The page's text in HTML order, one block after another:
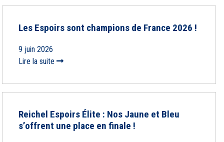
Les Espoirs sont champions de France 2026 !
9 juin 2026
Lire la suite
Reichel Espoirs Élite : Nos Jaune et Bleu
s’offrent une place en finale !